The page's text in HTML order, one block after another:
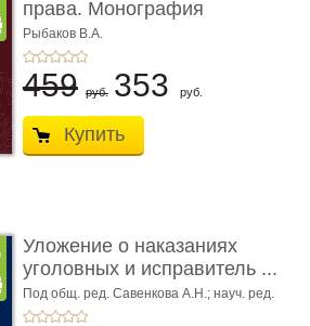
права. Монография
Рыбаков В.А.
459 руб. 353 руб.
Купить
Уложение о наказаниях
уголовных и исправитель ...
Под общ. ред. Савенкова А.Н.; науч. ред.
и рук. авт. кол. Чучаев А.И.